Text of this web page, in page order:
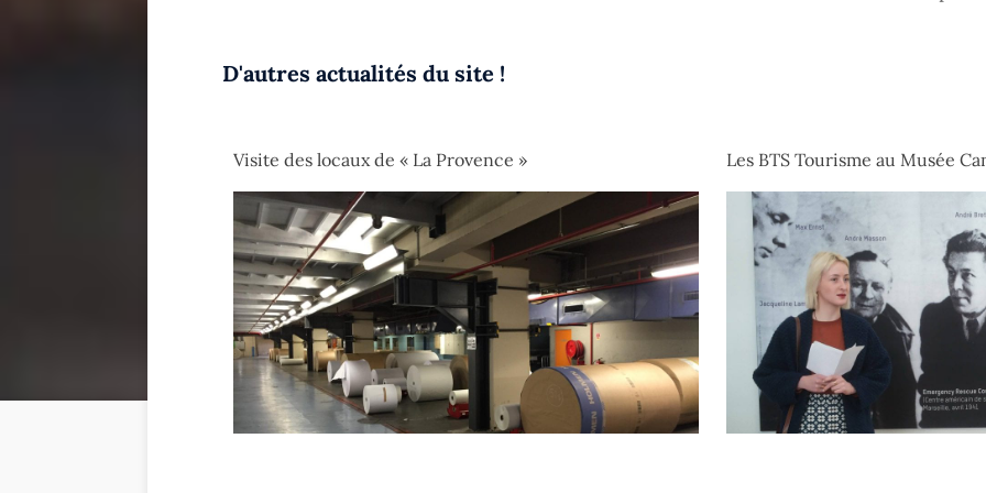
D'autres actualités du site !
Visite des locaux de « La Provence » Les BTS Tourisme au Musée